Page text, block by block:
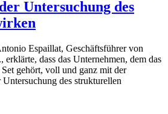
Untersuchung des
Espaillat, Geschäftsführer von
dass das Unternehmen, dem das
gehört, voll und ganz mit der
Untersuchung des strukturellen